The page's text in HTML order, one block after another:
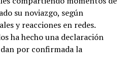
su noviazgo, según
y reacciones en redes.
ha hecho una declaración
por confirmada la